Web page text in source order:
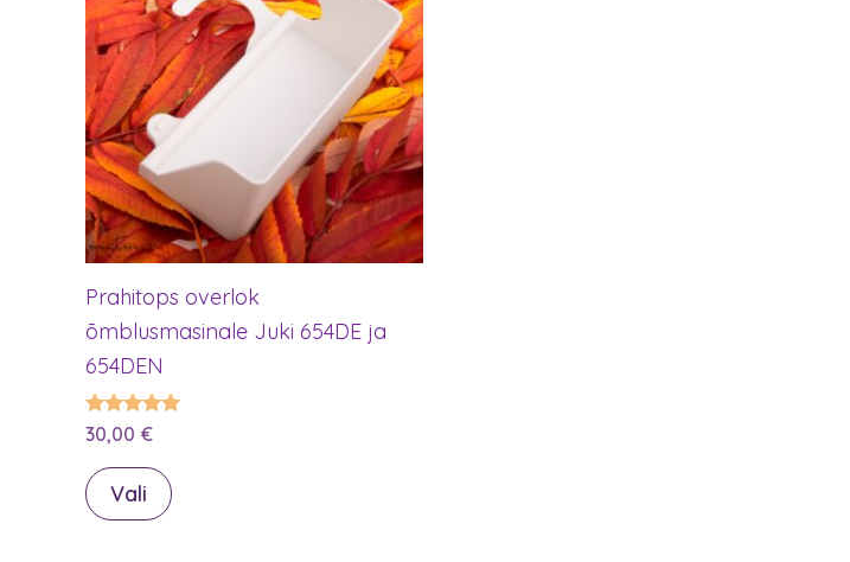
Prahitops overlok
õmblusmasinale Juki 654DE ja
654DEN
Hinnanguga
5.00
/ 5
30,00 €
Vali
tootel